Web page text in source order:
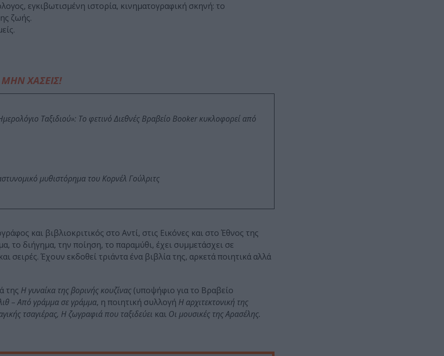
εγκιβωτισμένη ιστορία, κινηματογραφική σκηνή: το
ζωής.
ΜΗΝ ΧΑΣΕΙΣ!
Ταξιδιού»: Το φετινό Διεθνές Βραβείο Booker κυκλοφορεί από
μυθιστόρημα του Κορνέλ Γούλριτς
και βιβλιοκριτικός στο Αντί, στις Εικόνες και στο Έθνος της
το διήγημα, την ποίηση, το παραμύθι, έχει συμμετάσχει σε
σειρές. Έχουν εκδοθεί τριάντα ένα βιβλία της, αρκετά ποιητικά αλλά
της Η γυναίκα της βορινής κουζίνας (υποψήφιο για το Βραβείο
– Από γράμμα σε γράμμα, η ποιητική συλλογή Η αρχιτεκτονική της
τσαγιέρας, Η ζωγραφιά που ταξιδεύει και Οι μουσικές της Αρασέλης.